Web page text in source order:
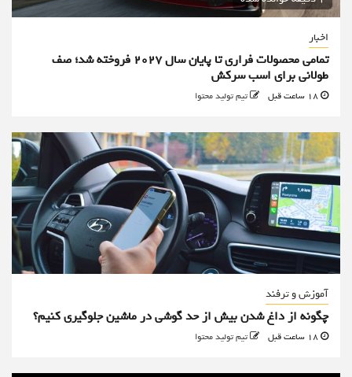
اخبار
تمامی محصولات فراری تا پایان سال ۲۰۲۷ فروخته شد؛ صف
طولانی برای اسب سرکش
تیم تولید محتوا
آموزش و ترفند
چگونه از داغ شدن بیش از حد گوشی در ماشین جلوگیری کنیم؟
تیم تولید محتوا